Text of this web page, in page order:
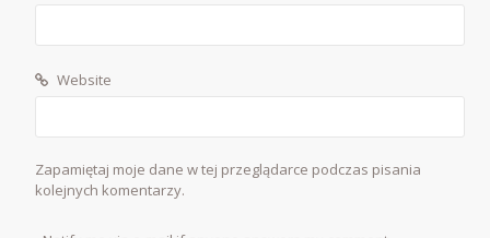
Website
Zapamiętaj moje dane w tej przeglądarce podczas pisania
kolejnych komentarzy.